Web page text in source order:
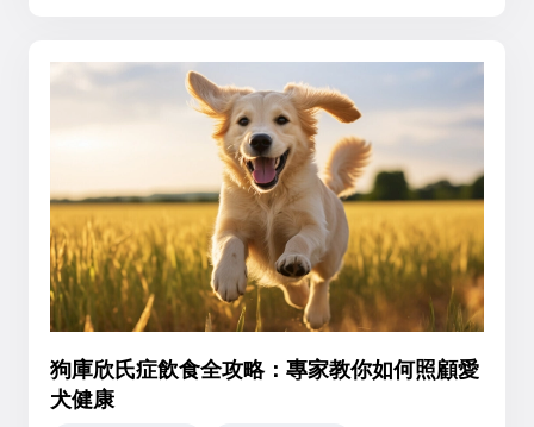
狗庫欣氏症飲食全攻略：專家教你如何照顧愛
犬健康